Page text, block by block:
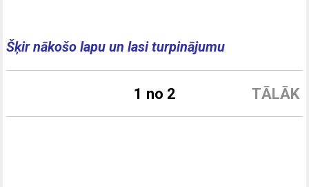
Šķir nākošo lapu un lasi turpinājumu
TĀLĀK
1 no 2